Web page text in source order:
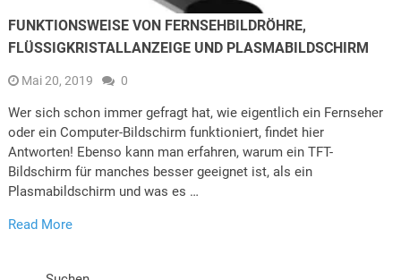
FUNKTIONSWEISE VON FERNSEHBILDRÖHRE,
FLÜSSIGKRISTALLANZEIGE UND PLASMABILDSCHIRM
Mai 20, 2019 0
Wer sich schon immer gefragt hat, wie eigentlich ein Fernseher
oder ein Computer-Bildschirm funktioniert, findet hier
Antworten! Ebenso kann man erfahren, warum ein TFT-
Bildschirm für manches besser geeignet ist, als ein
Plasmabildschirm und was es …
Read More